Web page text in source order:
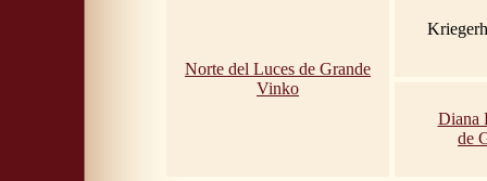
Norte del Luces de Grande
Vinko
Diana
de